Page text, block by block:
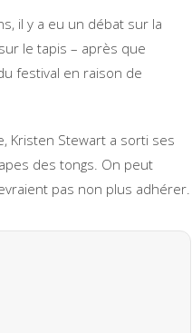
il y a eu un débat sur la
le tapis – après que
festival en raison de
Kristen Stewart a sorti ses
des tongs. On peut
pas non plus adhérer.